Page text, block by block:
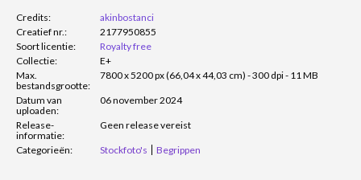
Credits:
akinbostanci
Creatief nr.:
2177950855
Soort licentie:
Royalty free
Collectie:
E+
Max.
bestandsgrootte:
7800 x 5200 px (66,04 x 44,03 cm) - 300 dpi - 11 MB
Datum van
uploaden:
06 november 2024
Release-
informatie:
Geen release vereist
Categorieën: Stockfoto's Begrippen